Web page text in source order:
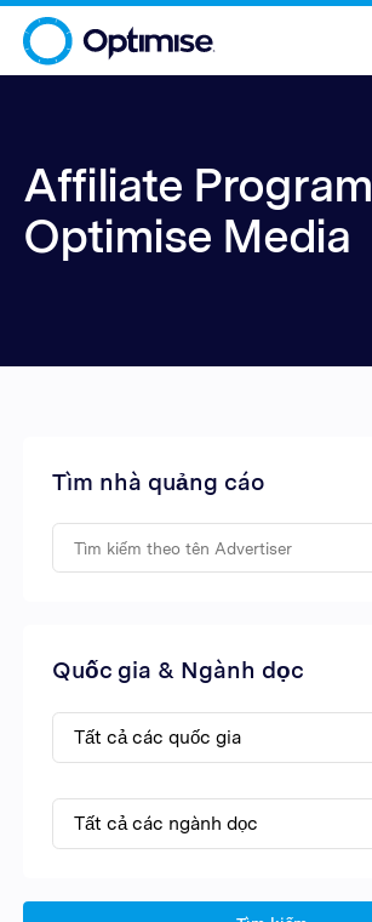
Affiliate Program |
Optimise Media
Tìm nhà quảng cáo
Quốc gia & Ngành dọc